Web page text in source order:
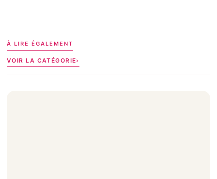
À LIRE ÉGALEMENT
VOIR LA CATÉGORIE